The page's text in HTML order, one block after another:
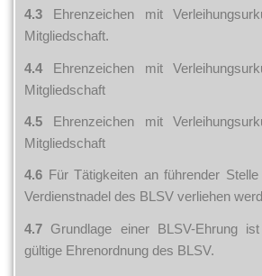
4.3 Ehrenzeichen mit
Mitgliedschaft.
4.4Ehrenzeichen mit
Mitgliedschaft
4.5 Ehrenzeichen mit
Mitgliedschaft
4.6 Für Tätigkeiten an führender
Verdienstnadel des BLSV verliehen
4.7 Grundlage einer BLSV-Ehrung
gültige Ehrenordnung des BLSV.